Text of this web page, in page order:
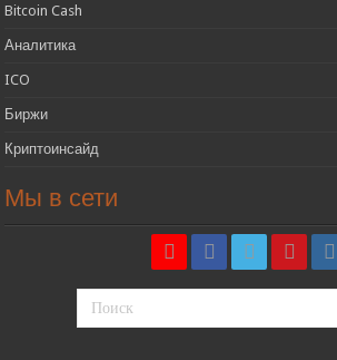
Bitcoin Cash
Аналитика
ICO
Биржи
Криптоинсайд
Мы в сети